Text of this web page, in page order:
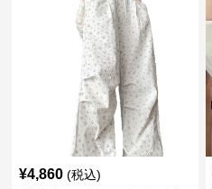
¥4,860 (税込)